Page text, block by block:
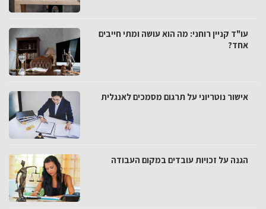
עו"ד קניין רוחני: מה הוא עושה ומתי חייבים
אחד?
אישור נוטריוני על תרגום מסמכים לאנגלית
הגנה על זכויות עובדים במקום העבודה